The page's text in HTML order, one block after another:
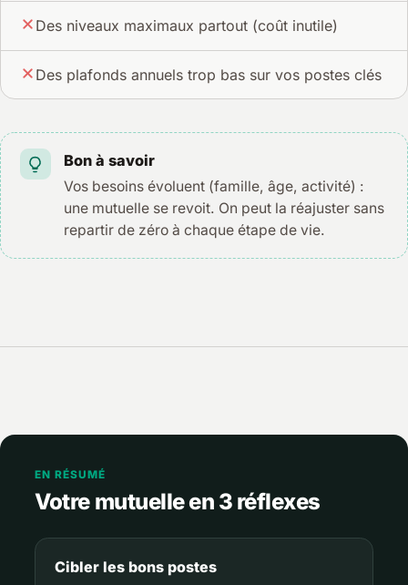
Des niveaux maximaux partout (coût inutile)
Des plafonds annuels trop bas sur vos postes clés
Bon à savoir
Vos besoins évoluent (famille, âge, activité) :
une mutuelle se revoit. On peut la réajuster sans
repartir de zéro à chaque étape de vie.
EN RÉSUMÉ
Votre mutuelle en 3 réflexes
Cibler les bons postes